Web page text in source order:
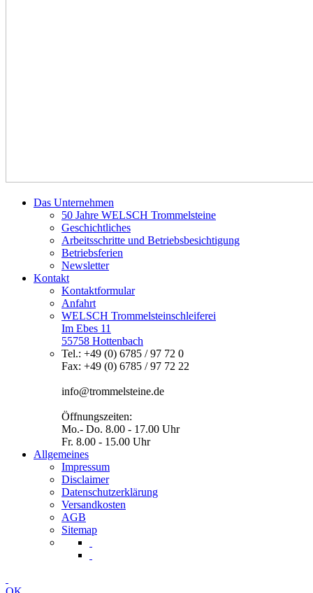
Das Unternehmen
50 Jahre WELSCH Trommelsteine
Geschichtliches
Arbeitsschritte und Betriebsbesichtigung
Betriebsferien
Newsletter
Kontakt
Kontaktformular
Anfahrt
WELSCH Trommelsteinschleiferei
Im Ebes 11
55758 Hottenbach
Tel.: +49 (0) 6785 / 97 72 0
Fax: +49 (0) 6785 / 97 72 22
info@trommelsteine.de
Öffnungszeiten:
Mo.- Do. 8.00 - 17.00 Uhr
Fr. 8.00 - 15.00 Uhr
Allgemeines
Impressum
Disclaimer
Datenschutzerklärung
Versandkosten
AGB
Sitemap